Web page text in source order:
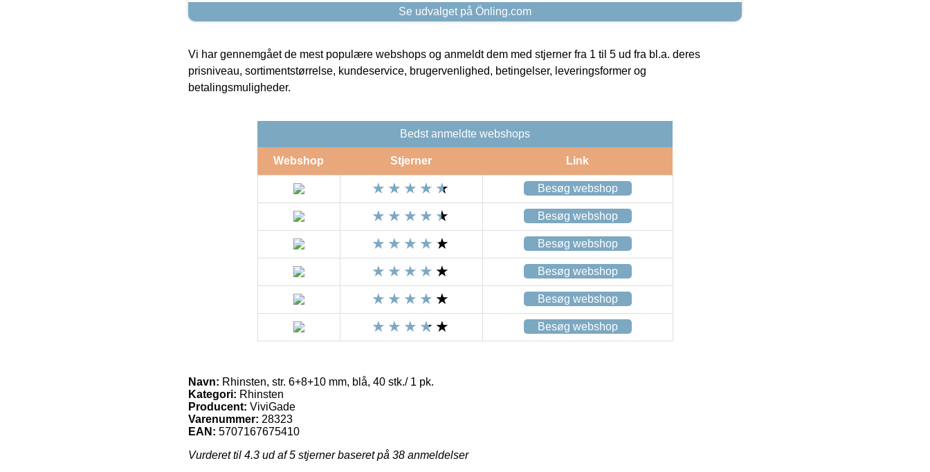
Se udvalget på Önling.com
Vi har gennemgået de mest populære webshops og anmeldt dem med stjerner fra 1 til 5 ud fra bl.a. deres
prisniveau, sortimentstørrelse, kundeservice, brugervenlighed, betingelser, leveringsformer og
betalingsmuligheder.
Bedst anmeldte webshops
Webshop Stjerner Link
Besøg webshop
Besøg webshop
Besøg webshop
Besøg webshop
Besøg webshop
Besøg webshop
Navn: Rhinsten, str. 6+8+10 mm, blå, 40 stk./ 1 pk.
Kategori: Rhinsten
Producent: ViviGade
Varenummer: 28323
EAN: 5707167675410
Vurderet til 4.3 ud af 5 stjerner baseret på 38 anmeldelser